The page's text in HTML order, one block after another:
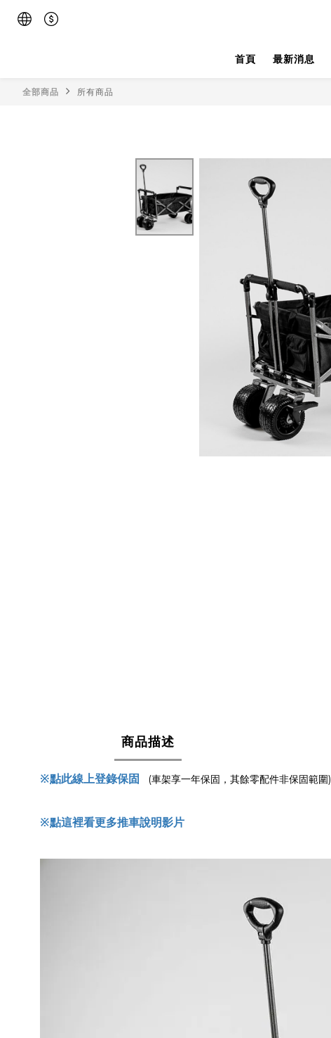
首頁 最新消息
全部商品 所有商品
商品描述
※點此線上登錄保固 (車架享一年保固，其餘零配件非保固範圍)
※點這裡看更多推車說明影片